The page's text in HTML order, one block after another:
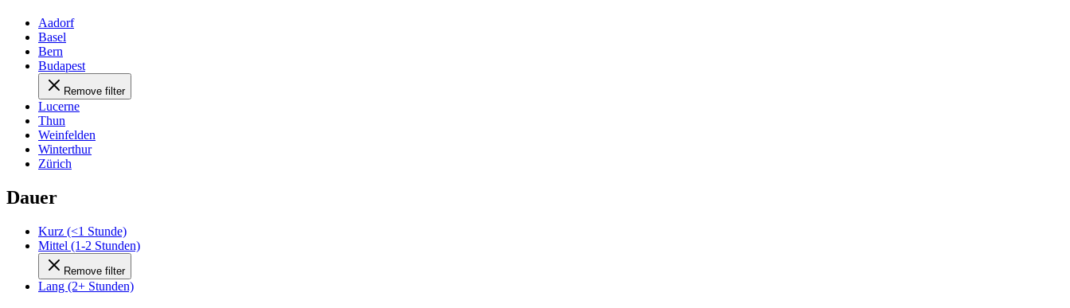
Aadorf
Basel
Bern
Budapest
Remove filter
Lucerne
Thun
Weinfelden
Winterthur
Zürich
Dauer
Kurz (<1 Stunde)
Mittel (1-2 Stunden)
Remove filter
Lang (2+ Stunden)